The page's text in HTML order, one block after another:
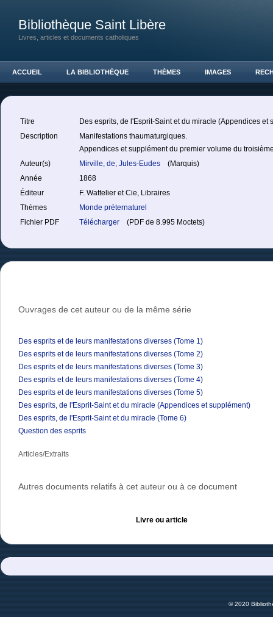
Bibliothèque Saint Libère
Livres, articles et documents catholiques
ACCUEIL LA BIBLIOTHÈQUE THÈMES IMAGES
Titre
Des esprits, de l'Esprit-Saint et du miracle (Appendices et
Description
Manifestations thaumaturgiques.
Appendices et supplément du premier volume du
Auteur(s)
Mirville, de, Jules-Eudes
(Marquis)
Année
1868
Éditeur
F. Wattelier et Cie, Libraires
Thèmes
Monde préternaturel
Fichier PDF
Télécharger (PDF de 8.995 Moctets)
Ouvrages de cet auteur ou de la même série
Des esprits et de leurs manifestations diverses (Tome 1)
Des esprits et de leurs manifestations diverses (Tome 2)
Des esprits et de leurs manifestations diverses (Tome 3)
Des esprits et de leurs manifestations diverses (Tome 4)
Des esprits et de leurs manifestations diverses (Tome 5)
Des esprits, de l'Esprit-Saint et du miracle (Appendices et supplément)
Des esprits, de l'Esprit-Saint et du miracle (Tome 6)
Question des esprits
Articles/Extraits
Autres documents relatifs à cet auteur ou à ce document
Livre ou article
© 2020